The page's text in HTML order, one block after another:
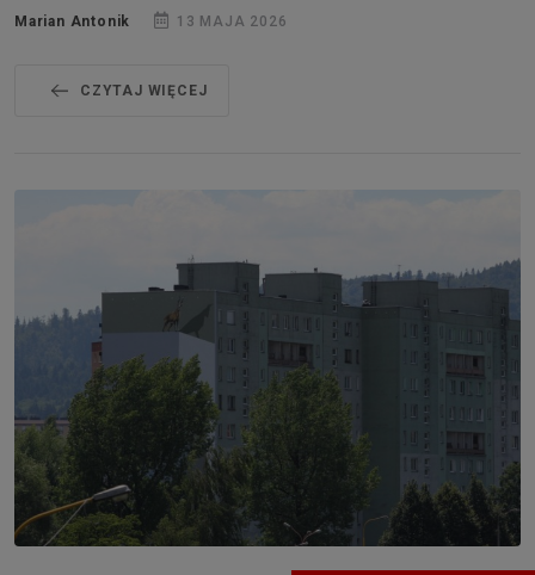
Marian Antonik 13 MAJA 2026
CZYTAJ WIĘCEJ